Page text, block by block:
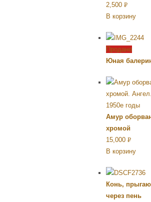
2,500 Р
УБ.
В корзину
Продано
Юная
Амур
хромой
15,000 Р
УБ.
В корзину
Конь,
через пень